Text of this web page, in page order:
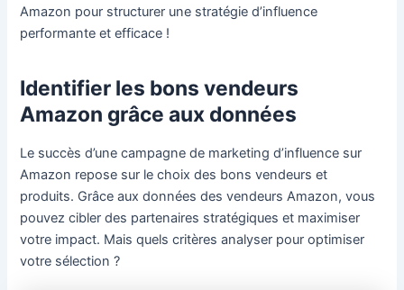
Amazon pour structurer une stratégie d’influence
performante et efficace !
Identifier les bons vendeurs
Amazon grâce aux données
Le succès d’une campagne de marketing d’influence sur
Amazon repose sur le choix des bons vendeurs et
produits. Grâce aux données des vendeurs Amazon, vous
pouvez cibler des partenaires stratégiques et maximiser
votre impact. Mais quels critères analyser pour optimiser
votre sélection ?